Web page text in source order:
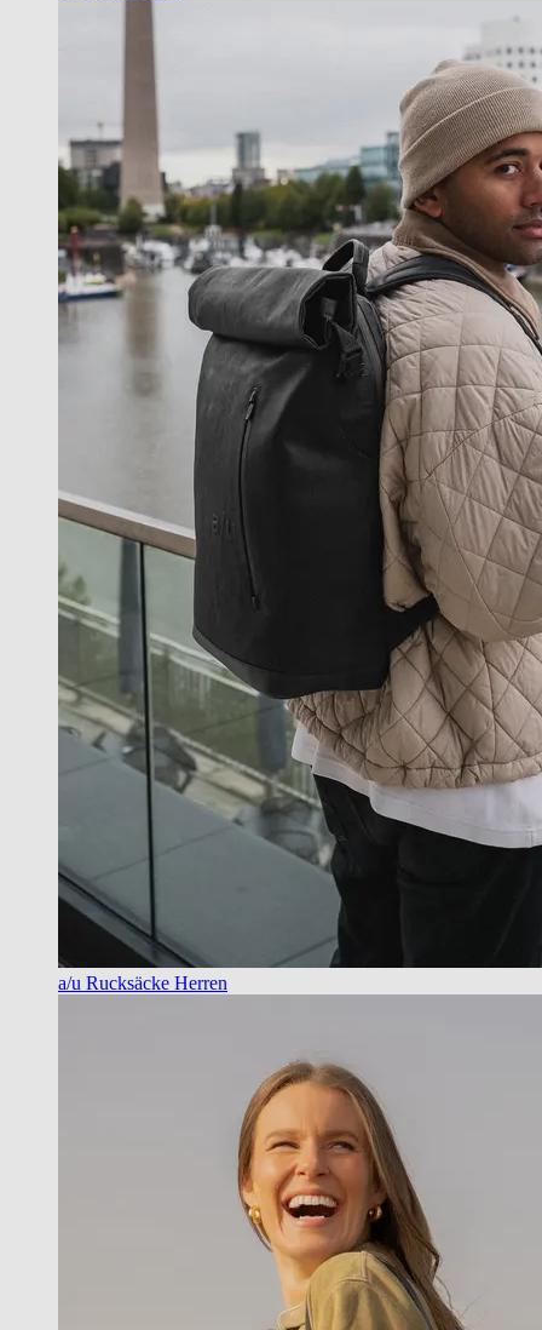
a/u Rucksäcke Herren